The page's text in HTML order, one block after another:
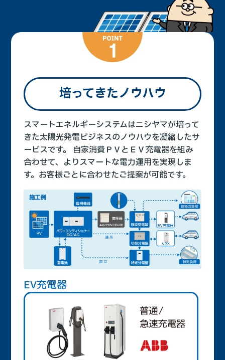
培ってきたノウハウ
スマートエネルギーシステムはニシヤマが培って
きた太陽光発電ビジネスのノウハウを凝縮したサ
ービスです。 自家消費ＰＶとＥＶ充電器を組み
合わせて、よりスマートな電力運用を実現しま
す。お客様ごとに合わせたご提案が可能です。
EV充電器